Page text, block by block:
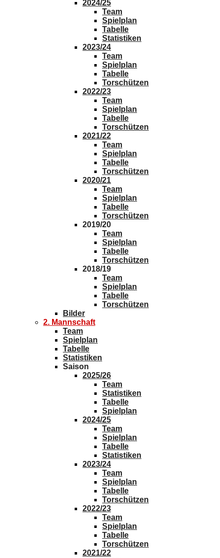
2024/25
Team
Spielplan
Tabelle
Statistiken
2023/24
Team
Spielplan
Tabelle
Torschützen
2022/23
Team
Spielplan
Tabelle
Torschützen
2021/22
Team
Spielplan
Tabelle
Torschützen
2020/21
Team
Spielplan
Tabelle
Torschützen
2019/20
Team
Spielplan
Tabelle
Torschützen
2018/19
Team
Spielplan
Tabelle
Torschützen
Bilder
2. Mannschaft
Team
Spielplan
Tabelle
Statistiken
Saison
2025/26
Team
Statistiken
Tabelle
Spielplan
2024/25
Team
Spielplan
Tabelle
Statistiken
2023/24
Team
Spielplan
Tabelle
Torschützen
2022/23
Team
Spielplan
Tabelle
Torschützen
2021/22